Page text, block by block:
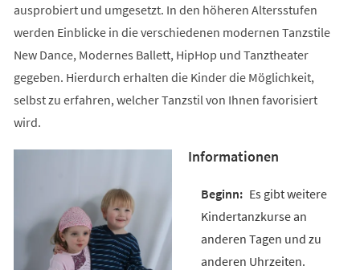
ausprobiert und umgesetzt. In den höheren Altersstufen
werden Einblicke in die verschiedenen modernen Tanzstile
New Dance, Modernes Ballett, HipHop und Tanztheater
gegeben. Hierdurch erhalten die Kinder die Möglichkeit,
selbst zu erfahren, welcher Tanzstil von Ihnen favorisiert
wird.
Informationen
Es gibt weitere
Kindertanzkurse an
anderen Tagen und zu
anderen Uhrzeiten.